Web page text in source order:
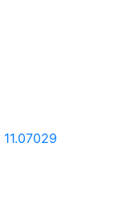
11.07029